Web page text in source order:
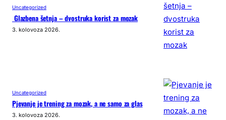
Uncategorized
Glazbena šetnja – dvostruka korist za mozak
3. kolovoza 2026.
Uncategorized
Pjevanje je trening za mozak, a ne samo za glas
3. kolovoza 2026.